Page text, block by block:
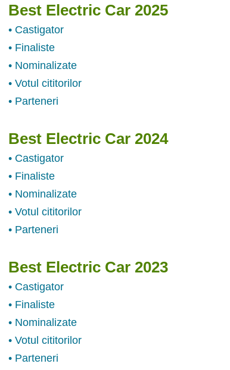
Best Electric Car 2025
• Castigator
• Finaliste
• Nominalizate
• Votul cititorilor
• Parteneri
Best Electric Car 2024
• Castigator
• Finaliste
• Nominalizate
• Votul cititorilor
• Parteneri
Best Electric Car 2023
• Castigator
• Finaliste
• Nominalizate
• Votul cititorilor
• Parteneri